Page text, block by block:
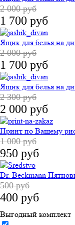
2 000 руб
1 700 руб
Ящик для белья на
2 000 руб
1 700 руб
Ящик для белья на
2 300 руб
2 000 руб
Принт по Вашему
1 000 руб
950 руб
Dr. Beckmann
500 руб
400 руб
Выгодный комплект